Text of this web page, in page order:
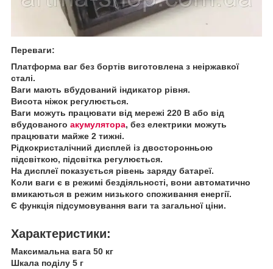
Переваги:
Платформа ваг без бортів виготовлена з неіржавкої
сталі.
Ваги мають вбудований індикатор рівня.
Висота ніжок регулюється.
Ваги можуть працювати від мережі 220 В або від
вбудованого акумулятора, без електрики можуть
працювати майже 2 тижні.
Рідкокристалічний дисплей із двосторонньою
підсвіткою, підсвітка регулюється.
На дисплеї показується рівень заряду батареї.
Коли ваги є в режимі бездіяльності, вони автоматично
вмикаються в режим низького споживання енергії.
Є функція підсумовування ваги та загальної ціни.
Характеристики:
Максимальна вага 50 кг
Шкала поділу 5 г